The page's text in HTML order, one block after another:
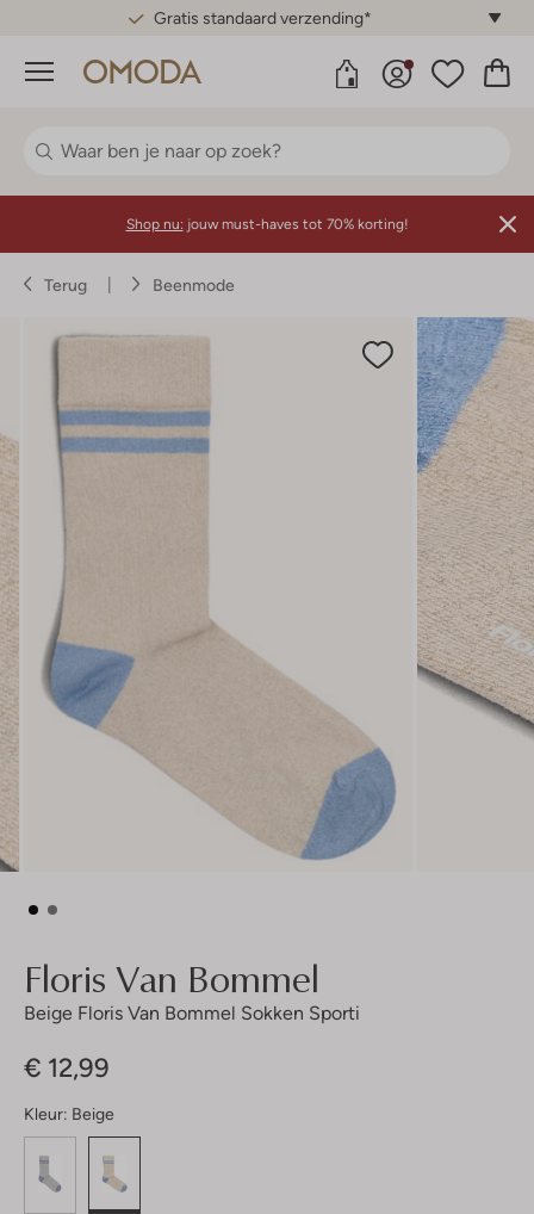
Gratis standaard verzending*
Menu
Shop nu: jouw must-haves tot 70% korting!
Terug Beenmode
Floris Van Bommel
Beige Floris Van Bommel Sokken Sporti
€ 12,99
Kleur: Beige